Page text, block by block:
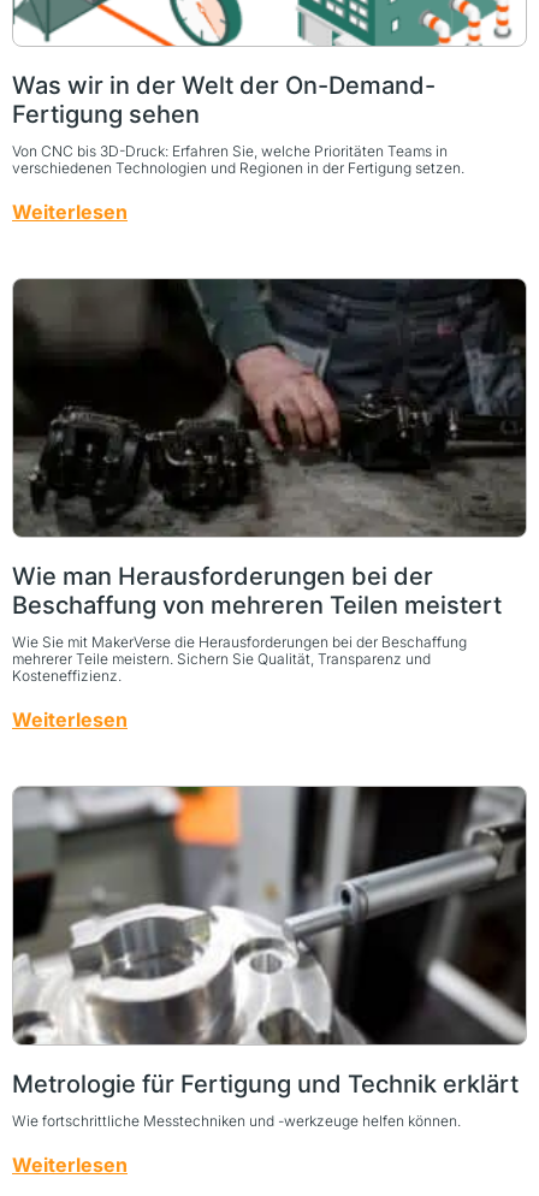
Was wir in der Welt der On-Demand-
Fertigung sehen
Von CNC bis 3D-Druck: Erfahren Sie, welche Prioritäten Teams in
verschiedenen Technologien und Regionen in der Fertigung setzen.
Weiterlesen
Wie man Herausforderungen bei der
Beschaffung von mehreren Teilen meistert
Wie Sie mit MakerVerse die Herausforderungen bei der Beschaffung
mehrerer Teile meistern. Sichern Sie Qualität, Transparenz und
Kosteneffizienz.
Weiterlesen
Metrologie für Fertigung und Technik erklärt
Wie fortschrittliche Messtechniken und -werkzeuge helfen können.
Weiterlesen